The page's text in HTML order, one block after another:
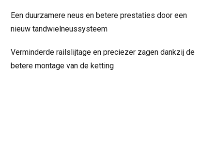
Een duurzamere neus en betere prestaties door een
nieuw tandwielneussysteem
Verminderde railslijtage en preciezer zagen dankzij de
betere montage van de ketting